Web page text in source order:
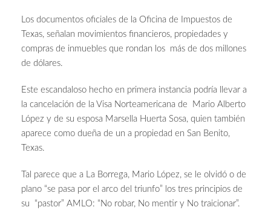
Los documentos oficiales de la Oficina de Impuestos de
Texas, señalan movimientos financieros, propiedades y
compras de inmuebles que rondan los más de dos millones
de dólares.
Este escandaloso hecho en primera instancia podría llevar a
la cancelación de la Visa Norteamericana de Mario Alberto
López y de su esposa Marsella Huerta Sosa, quien también
aparece como dueña de un a propiedad en San Benito,
Texas.
Tal parece que a La Borrega, Mario López, se le olvidó o de
plano “se pasa por el arco del triunfo” los tres principios de
su “pastor” AMLO: “No robar, No mentir y No traicionar”.